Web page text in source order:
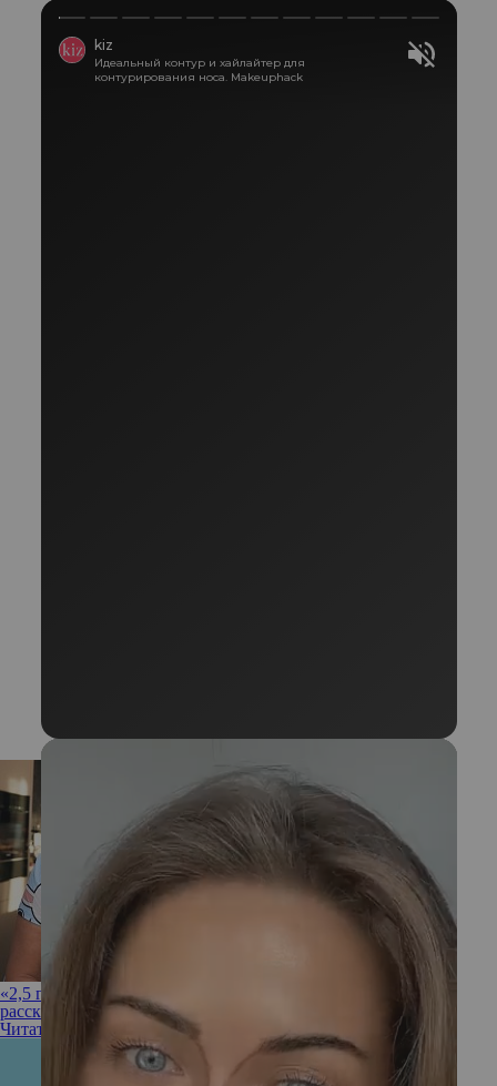
«2,5 года ушло на то, чтобы получилось»: Ольга Орлова
рассказала о второй беременности и родах
Читать полностью